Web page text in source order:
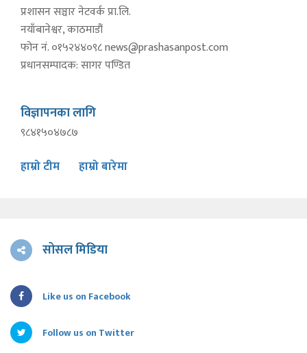
प्रशासन सञ्चार नेटवर्क प्रा.लि.
नयाँबानेश्वर, काठमाडौं
फोन नं. ०१५२४४०९८news@prashasanpost.com
प्रधानसम्पादक: सागर पण्डित
विज्ञापनका लागि
९८४१५०४७८७
हाम्रो टीम हाम्रो बारेमा
सोसल मिडिया
Like us on Facebook
Follow us on Twitter